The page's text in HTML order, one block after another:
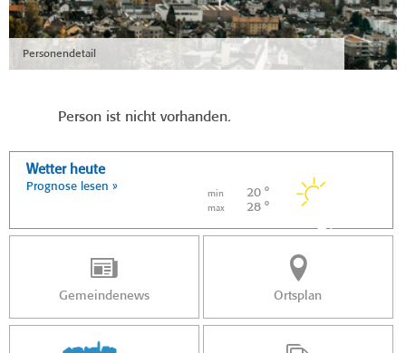
Personendetail
Person ist nicht vorhanden.
Wetter heute
Prognose lesen »
min 20 °
max 28 °
Gemeindenews Ortsplan